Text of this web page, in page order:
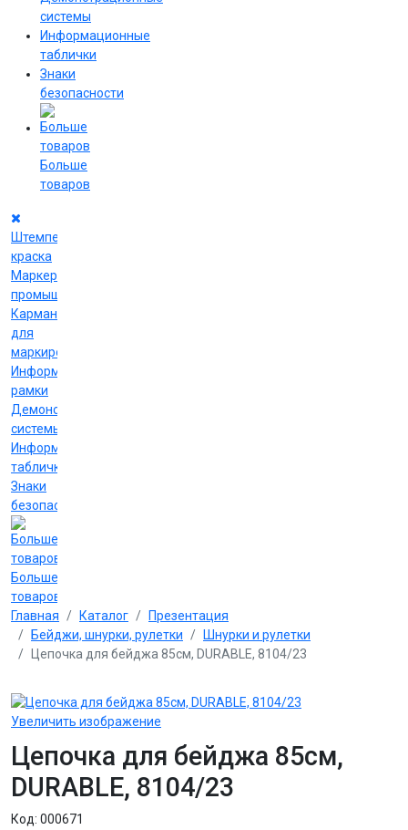
системы
Информационные
таблички
Знаки
безопасности
Больше
товаров
Штемпельная
краска
Маркеры
промышленные
Карманы
для
маркировки
Информационные
рамки
Демонстрационные
системы
Информационные
таблички
Знаки
безопасности
Больше
товаров
Главная Каталог
Презентация
Бейджи, шнурки, рулетки
Шнурки и рулетки
Цепочка для бейджа 85см, DURABLE, 8104/23
Увеличить изображение
Цепочка для бейджа 85см,
DURABLE, 8104/23
Код: 000671